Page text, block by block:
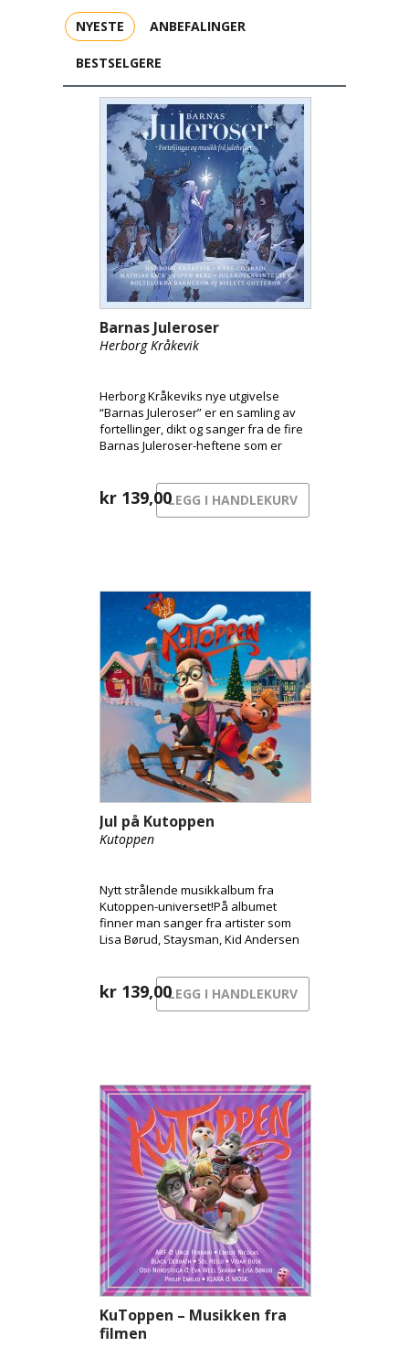
NYESTE ANBEFALINGER
BESTSELGERE
Barnas Juleroser
Herborg Kråkevik
Herborg Kråkeviks nye utgivelse
“Barnas Juleroser” er en samling av
fortellinger, dikt og sanger fra de fire
Barnas Juleroser-heftene som er
varm blanding av lydbok og musikk.
kr 139,00LEGG I HANDLEKURV
Jul på Kutoppen
Kutoppen
Nytt strålende musikkalbum fra
Kutoppen-universet!På albumet
finner man sanger fra artister som
Lisa Børud, Staysman, Kid Andersen
kr 139,00LEGG I HANDLEKURV
KuToppen – Musikken fra
filmen